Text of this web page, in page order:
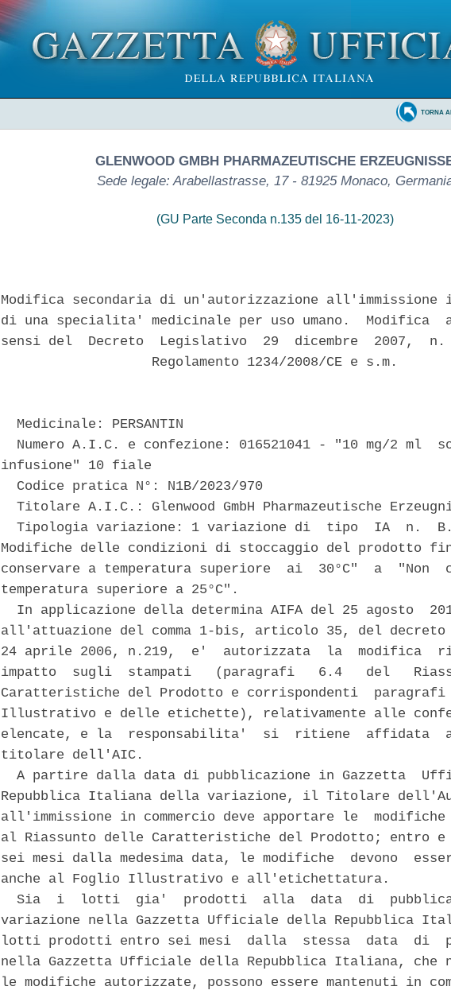
TORNA
GLENWOOD GMBH PHARMAZEUTISCHE
Sede legale: Arabellastrasse, 17 - 81925 Monaco,
(GU Parte Seconda n.135 del 16-11-2023)
Modifica secondaria di un'autorizzazione all'immissione
di una specialita' medicinale per uso umano.  Modifica
sensi del  Decreto  Legislativo  29  dicembre  2007,
                   Regolamento 1234/2008/CE e s.m.
  Medicinale: PERSANTIN
Numero A.I.C. e confezione: 016521041 - "10 mg/2 ml
infusione" 10 fiale
  Codice pratica N°: N1B/2023/970
Titolare A.I.C.: Glenwood GmbH Pharmazeutische
Tipologia variazione: 1 variazione di  tipo  IA  n.
Modifiche delle condizioni di stoccaggio del prodotto
conservare a temperatura superiore  ai  30°C"  a  "Non
temperatura superiore a 25°C".
In applicazione della determina AIFA del 25 agosto
all'attuazione del comma 1-bis, articolo 35, del
24 aprile 2006, n.219,  e'  autorizzata  la  modifica
impatto  sugli  stampati   (paragrafi   6.4   del
Caratteristiche del Prodotto e corrispondenti
Illustrativo e delle etichette), relativamente alle
elencate, e la  responsabilita'  si  ritiene  affidata
titolare dell'AIC.
A partire dalla data di pubblicazione in Gazzetta
Repubblica Italiana della variazione, il Titolare
all'immissione in commercio deve apportare le
al Riassunto delle Caratteristiche del Prodotto; entro
sei mesi dalla medesima data, le modifiche  devono
anche al Foglio Illustrativo e all'etichettatura.
Sia  i  lotti  gia'  prodotti  alla  data  di
variazione nella Gazzetta Ufficiale della Repubblica
lotti prodotti entro sei mesi  dalla  stessa  data  di
nella Gazzetta Ufficiale della Repubblica Italiana, che
le modifiche autorizzate, possono essere mantenuti in